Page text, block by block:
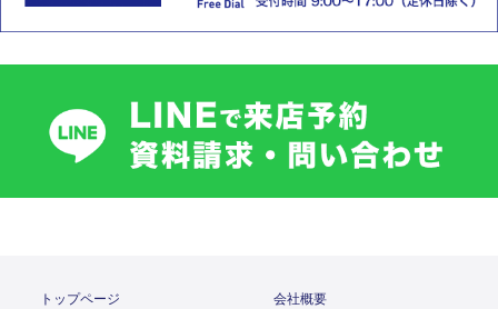
トップページ
会社概要